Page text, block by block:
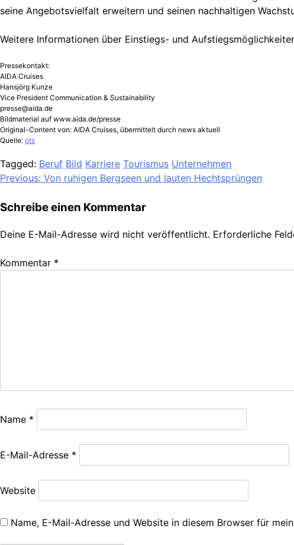
seine Angebotsvielfalt erweitern und seinen nachhaltigen
Weitere Informationen über Einstiegs- und
Pressekontakt:
AIDA Cruises
Hansjörg Kunze
Vice President Communication & Sustainability
presse@aida.de
Bildmaterial auf www.aida.de/presse
Original-Content von: AIDA Cruises, übermittelt durch news aktuell
Quelle: ots
Tagged: Beruf Bild Karriere Tourismus Unternehmen
Beitragsnavigation
Previous: Von ruhigen Bergseen und lauten Hechtsprüngen
Schreibe einen Kommentar
Deine E-Mail-Adresse wird nicht veröffentlicht. Erforderliche
Kommentar *
Name *
E-Mail-Adresse *
Website
Name, E-Mail-Adresse und Website in diesem Browser für